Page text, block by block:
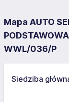
Mapa AUTO
WWL/036/P
Siedziba